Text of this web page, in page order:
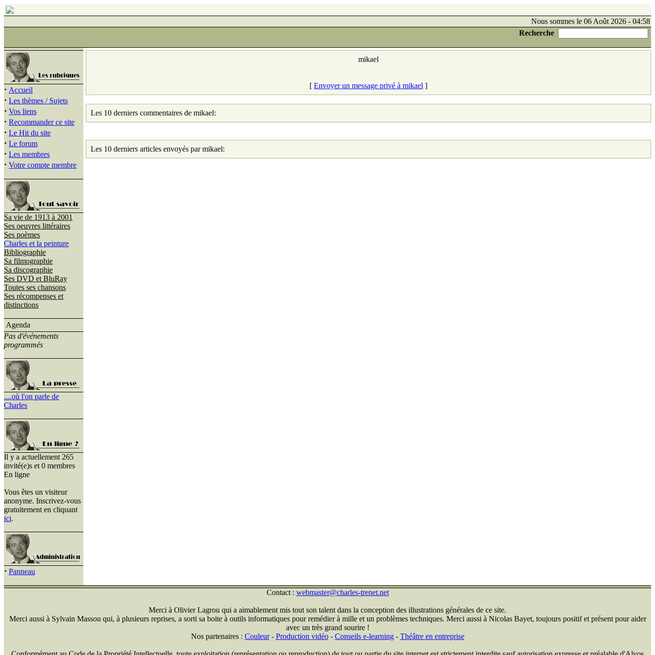
Nous sommes le 06 Août 2026 - 04:58
Recherche
· Accueil
· Les thèmes / Sujets
· Vos liens
· Recommander ce site
· Le Hit du site
· Le forum
· Les membres
· Votre compte membre
Sa vie de 1913 à 2001
Ses oeuvres littéraires
Ses poèmes
Charles et la peinture
Bibliographie
Sa filmographie
Sa discographie
Ses DVD et BluRay
Toutes ses chansons
Ses récompenses et
distinctions
Agenda
Pas d'événements
programmés
....où l'on parle de
Charles
Il y a actuellement 265
invité(e)s et 0 membres
En ligne
Vous êtes un visiteur
anonyme. Inscrivez-vous
gratuitement en cliquant
ici.
· Panneau
mikael
[ Envoyer un message privé à mikael ]
Les 10 derniers commentaires de mikael:
Les 10 derniers articles envoyés par mikael:
Contact : webmaster@charles-trenet.net
Merci à Olivier Lagrou qui a aimablement mis tout son talent dans la conception des illustrations générales de ce site.
Merci aussi à Sylvain Massou qui, à plusieurs reprises, a sorti sa boite à outils informatiques pour remédier à mille et un problèmes techniques. Merci aussi à Nicolas Bayet, toujours positif et présent pour aider
avec un très grand sourire !
Nos partenaires : Couleur- Production vidéo- Conseils e-learning- Théâtre en entreprise